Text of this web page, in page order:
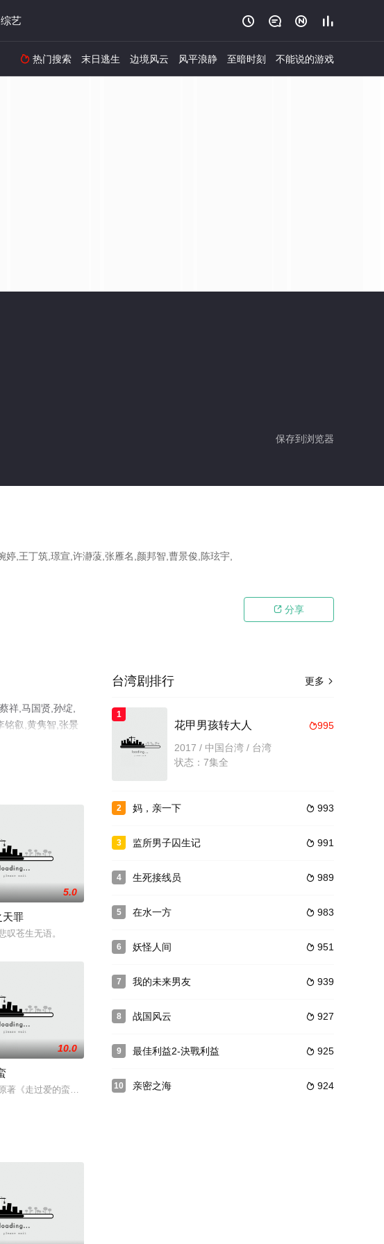
综艺    
 热门搜索 末日逃生 边境风云 风平浪静 至暗时刻 不能说的游戏
保存到浏览器
,王丁筑,璟宣,许瀞蔆,张雁名,颜邦智,曹景俊,陈玹宇,
 分享
祥,马国贤,孙绽,
铭叡,黄隽智,张景
信息可移步至豆
年台湾连续剧
5.0
天罪
叹苍生无语。
场气爆意外中，与神经外科女
10.0
著《走过爱的蛮荒：撕掉羞耻印记，与温柔同行的偏乡教师》，剧中
更多 
台湾剧排行
1
995
花甲男孩转大人
2017 / 中国台湾 / 台湾
状态：7集全
2  993
妈，亲一下
3  991
监所男子囚生记
4  989
生死接线员
5  983
在水一方
6  951
妖怪人间
7  939
我的未来男友
8  927
战国风云
9  925
最佳利益2-決戰利益
10  924
亲密之海